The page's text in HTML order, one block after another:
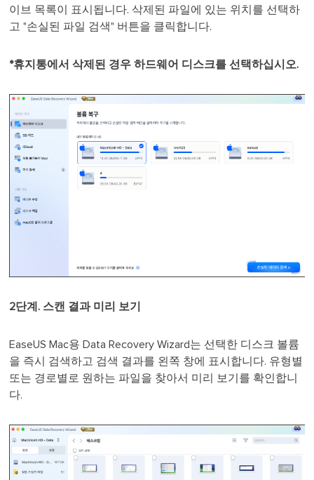
이브 목록이 표시됩니다. 삭제된 파일에 있는 위치를 선택하
고 "손실된 파일 검색" 버튼을 클릭합니다.
*휴지통에서 삭제된 경우 하드웨어 디스크를 선택하십시오.
2단계. 스캔 결과 미리 보기
EaseUS Mac용 Data Recovery Wizard는 선택한 디스크 볼륨
을 즉시 검색하고 검색 결과를 왼쪽 창에 표시합니다. 유형별
또는 경로별로 원하는 파일을 찾아서 미리 보기를 확인합니
다.